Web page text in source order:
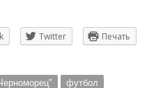
Twitter Печать
футбол